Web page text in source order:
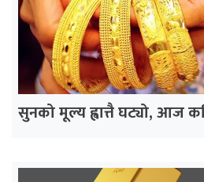
सुनको मूल्य ह्वात्तै घट्यो, आज